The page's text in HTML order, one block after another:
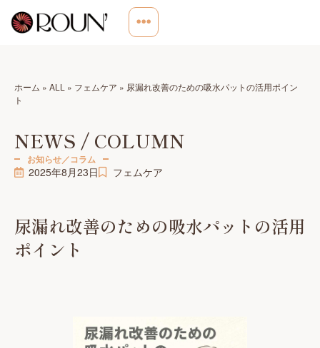
ホーム » ALL » フェムケア » 尿漏れ改善のための吸水パットの活用ポイン
ト
NEWS / COLUMN
お知らせ／コラム
2025年8月23日 フェムケア
尿漏れ改善のための吸水パットの活用
ポイント